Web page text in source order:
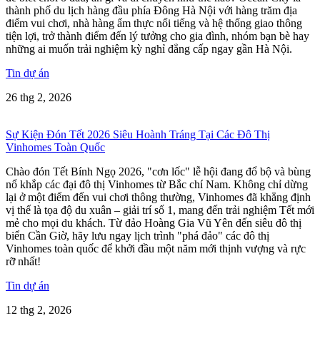
thành phố du lịch hàng đầu phía Đông Hà Nội với hàng trăm địa
điểm vui chơi, nhà hàng ẩm thực nổi tiếng và hệ thống giao thông
tiện lợi, trở thành điểm đến lý tưởng cho gia đình, nhóm bạn bè hay
những ai muốn trải nghiệm kỳ nghỉ đẳng cấp ngay gần Hà Nội.
Tin dự án
26 thg 2, 2026
Sự Kiện Đón Tết 2026 Siêu Hoành Tráng Tại Các Đô Thị
Vinhomes Toàn Quốc
Chào đón Tết Bính Ngọ 2026, "cơn lốc" lễ hội đang đổ bộ và bùng
nổ khắp các đại đô thị Vinhomes từ Bắc chí Nam. Không chỉ dừng
lại ở một điểm đến vui chơi thông thường, Vinhomes đã khẳng định
vị thế là tọa độ du xuân – giải trí số 1, mang đến trải nghiệm Tết mới
mẻ cho mọi du khách. Từ đảo Hoàng Gia Vũ Yên đến siêu đô thị
biển Cần Giờ, hãy lưu ngay lịch trình "phá đảo" các đô thị
Vinhomes toàn quốc để khởi đầu một năm mới thịnh vượng và rực
rỡ nhất!
Tin dự án
12 thg 2, 2026